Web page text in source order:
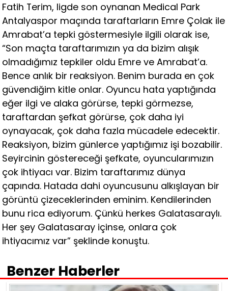
Fatih Terim, ligde son oynanan Medical Park
Antalyaspor maçında taraftarların Emre Çolak ile
Amrabat’a tepki göstermesiyle ilgili olarak ise,
“Son maçta taraftarımızın ya da bizim alışık
olmadığımız tepkiler oldu Emre ve Amrabat’a.
Bence anlık bir reaksiyon. Benim burada en çok
güvendiğim kitle onlar. Oyuncu hata yaptığında
eğer ilgi ve alaka görürse, tepki görmezse,
taraftardan şefkat görürse, çok daha iyi
oynayacak, çok daha fazla mücadele edecektir.
Reaksiyon, bizim günlerce yaptığımız işi bozabilir.
Seyircinin göstereceği şefkate, oyuncularımızın
çok ihtiyacı var. Bizim taraftarımız dünya
çapında. Hatada dahi oyuncusunu alkışlayan bir
görüntü çizeceklerinden eminim. Kendilerinden
bunu rica ediyorum. Çünkü herkes Galatasaraylı.
Her şey Galatasaray içinse, onlara çok
ihtiyacımız var” şeklinde konuştu.
Benzer Haberler